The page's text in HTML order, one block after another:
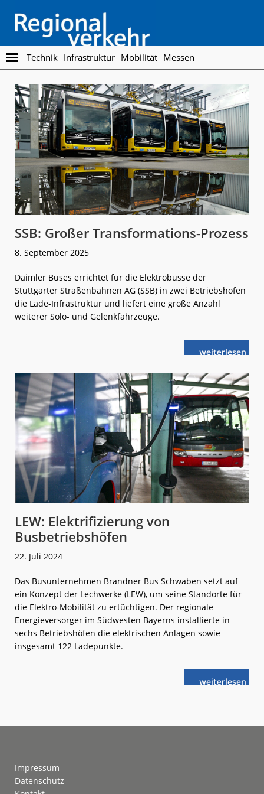
main
content
footer
Regionalverkehr
Die
Fachzeitschrift
den
Öffentlichen
Personennahverkehr
Technik Infrastruktur Mobilität Messen
SSB: Großer Transformations-Prozess
8. September 2025
Daimler Buses errichtet für die Elektrobusse der
Stuttgarter Straßenbahnen AG (SSB) in zwei Betriebshöfen
die Lade-Infrastruktur und liefert eine große Anzahl
weiterer Solo- und Gelenkfahrzeuge.
weiterlese
nSSB:
Prozess
LEW: Elektrifizierung von
Busbetriebshöfen
22. Juli 2024
Das Busunternehmen Brandner Bus Schwaben setzt auf
ein Konzept der Lechwerke (LEW), um seine Standorte für
die Elektro-Mobilität zu ertüchtigen. Der regionale
Energieversorger im Südwesten Bayerns installierte in
sechs Betriebshöfen die elektrischen Anlagen sowie
insgesamt 122 Ladepunkte.
weiterlese
nLEW:
Impressum
Datenschutz